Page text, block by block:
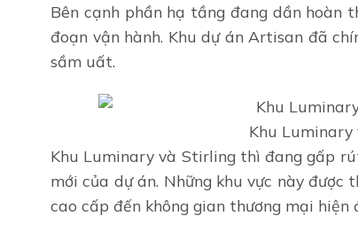
Bên cạnh phần hạ tầng đang dần hoàn
đoạn vận hành. Khu dự án Artisan đã
sầm uất.
Khu
Khu Luminary và Stirling thì đang gấp
mới của dự án. Những khu vực này
cao cấp đến không gian thương mại hiện